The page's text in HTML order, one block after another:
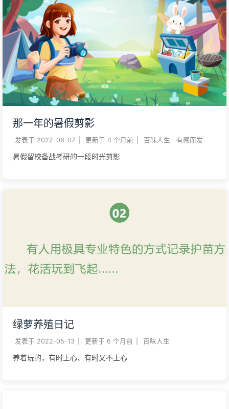
那一年的暑假剪影
发表于 2022-08-07 更新于 4 个月前 百味人生 有感而发
暑假留校备战考研的一段时光剪影
绿萝养殖日记
发表于 2022-05-13 更新于 6 个月前 百味人生
养着玩的，有时上心、有时又不上心